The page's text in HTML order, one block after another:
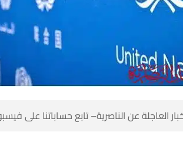
العاجلة عن الناصرية– تابع حساباتنا على